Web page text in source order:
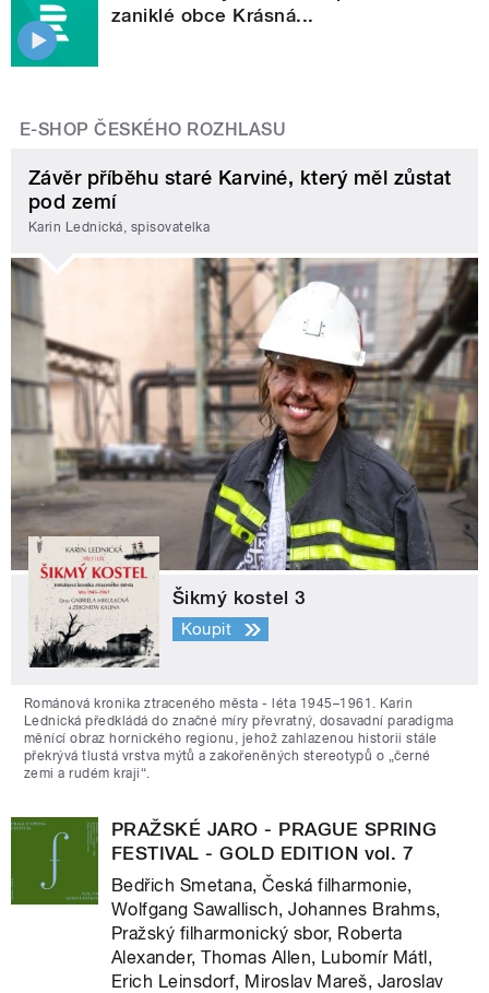
zaniklé obce Krásná...
E-SHOP ČESKÉHO ROZHLASU
Závěr příběhu staré Karviné, který měl zůstat
pod zemí
Karin Lednická, spisovatelka
Šikmý kostel 3
Koupit
Románová kronika ztraceného města - léta 1945–1961. Karin
Lednická předkládá do značné míry převratný, dosavadní paradigma
měnící obraz hornického regionu, jehož zahlazenou historii stále
překrývá tlustá vrstva mýtů a zakořeněných stereotypů o „černé
zemi a rudém kraji“.
PRAŽSKÉ JARO - PRAGUE SPRING
FESTIVAL - GOLD EDITION vol. 7
Bedřich Smetana, Česká filharmonie,
Wolfgang Sawallisch, Johannes Brahms,
Pražský filharmonický sbor, Roberta
Alexander, Thomas Allen, Lubomír Mátl,
Erich Leinsdorf, Miroslav Mareš, Jaroslav